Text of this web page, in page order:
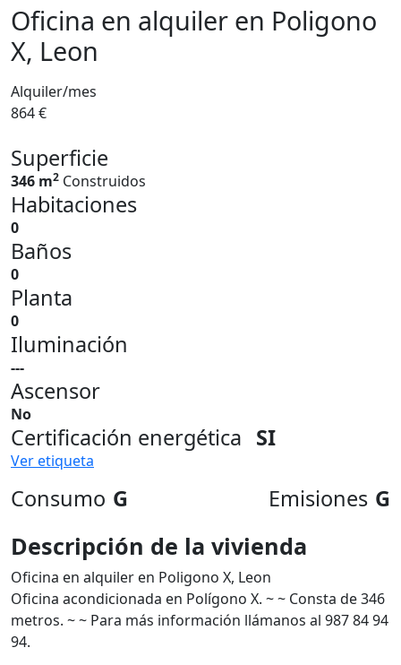
Oficina en alquiler en Poligono
X, Leon
Alquiler/mes
864 €
Superficie
346 m2 Construidos
Habitaciones
0
Baños
0
Planta
0
Iluminación
---
Ascensor
No
Certificación energética SI
Ver etiqueta
Consumo G Emisiones G
Descripción de la vivienda
Oficina en alquiler en Poligono X, Leon
Oficina acondicionada en Polígono X. ~ ~ Consta de 346
metros. ~ ~ Para más información llámanos al 987 84 94
94.